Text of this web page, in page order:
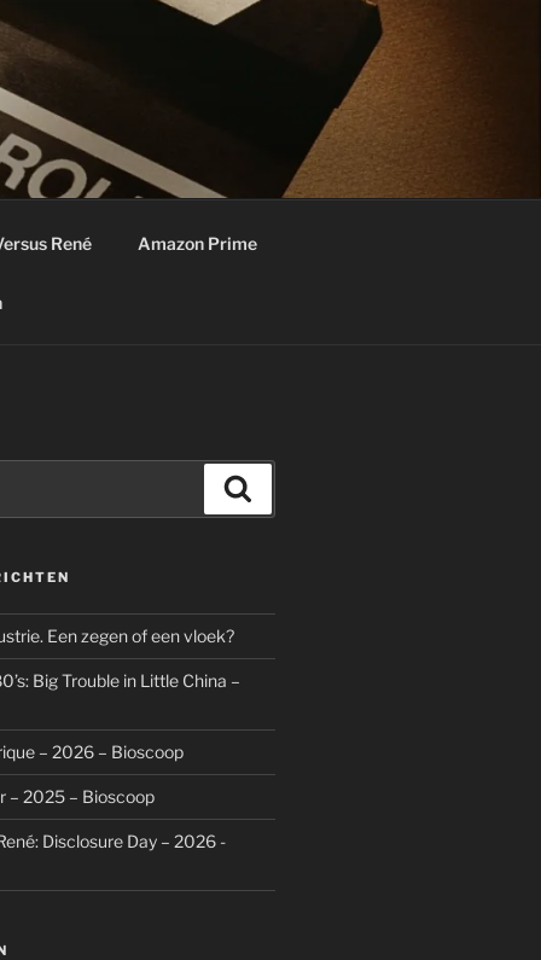
René Amazon Prime
Een zegen of een vloek?
Big Trouble in Little China –
– 2026 – Bioscoop
– 2025 – Bioscoop
Disclosure Day – 2026 -